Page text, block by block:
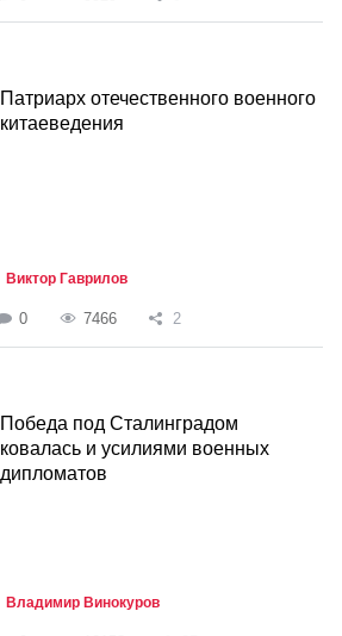
Патриарх отечественного военного
китаеведения
Виктор Гаврилов
0 7466 2
Победа под Сталинградом
ковалась и усилиями военных
дипломатов
Владимир Винокуров